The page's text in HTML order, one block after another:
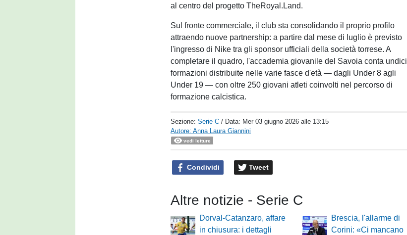
al centro del progetto TheRoyal.Land.
Sul fronte commerciale, il club sta consolidando il proprio profilo
attraendo nuove partnership: a partire dal mese di luglio è previsto
l'ingresso di Nike tra gli sponsor ufficiali della società torrese. A
completare il quadro, l'accademia giovanile del Savoia conta undici
formazioni distribuite nelle varie fasce d'età — dagli Under 8 agli
Under 19 — con oltre 250 giovani atleti coinvolti nel percorso di
formazione calcistica.
Sezione:Serie C / Data: Mer 03 giugno 2026 alle 13:15
Autore: Anna Laura Giannini
vedi letture
Condividi Tweet
Altre notizie - Serie C
Dorval-Catanzaro, affare
in chiusura: i dettagli
Brescia, l'allarme di
Corini: «Ci mancano